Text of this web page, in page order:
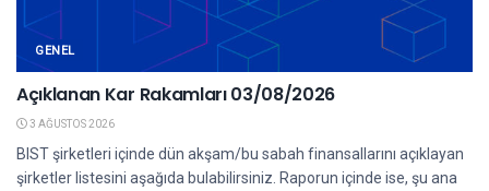
GENEL
Açıklanan Kar Rakamları 03/08/2026
3 AĞUSTOS 2026
BIST şirketleri içinde dün akşam/bu sabah finansallarını açıklayan
şirketler listesini aşağıda bulabilirsiniz. Raporun içinde ise, şu ana